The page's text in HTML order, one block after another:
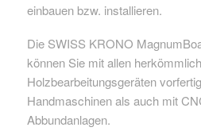
einbauen bzw. installieren.
Die SWISS KRONO
können Sie mit allen
Holzbearbeitungsgeräten
Handmaschinen als auch mit
Abbundanlagen.